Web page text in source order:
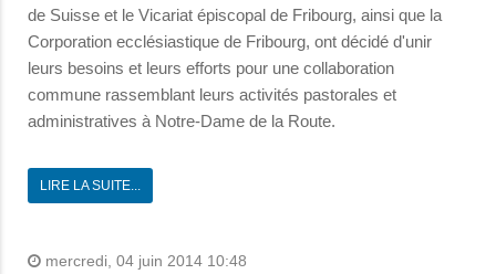
de Suisse et le Vicariat épiscopal de Fribourg, ainsi que la
Corporation ecclésiastique de Fribourg, ont décidé d'unir
leurs besoins et leurs efforts pour une collaboration
commune rassemblant leurs activités pastorales et
administratives à Notre-Dame de la Route.
LIRE LA SUITE...
mercredi, 04 juin 2014 10:48